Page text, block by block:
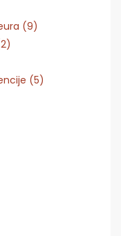
(9)
(5)